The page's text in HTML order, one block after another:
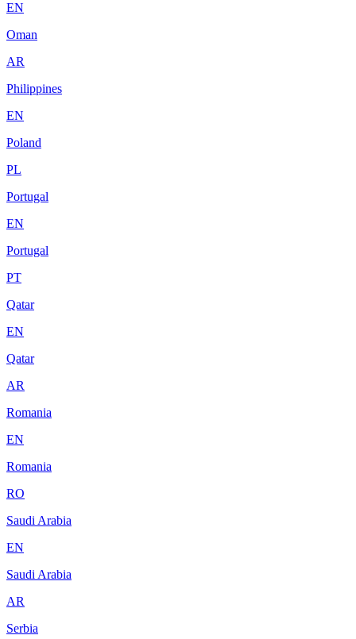
EN
Oman
AR
Philippines
EN
Poland
PL
Portugal
EN
Portugal
PT
Qatar
EN
Qatar
AR
Romania
EN
Romania
RO
Saudi Arabia
EN
Saudi Arabia
AR
Serbia